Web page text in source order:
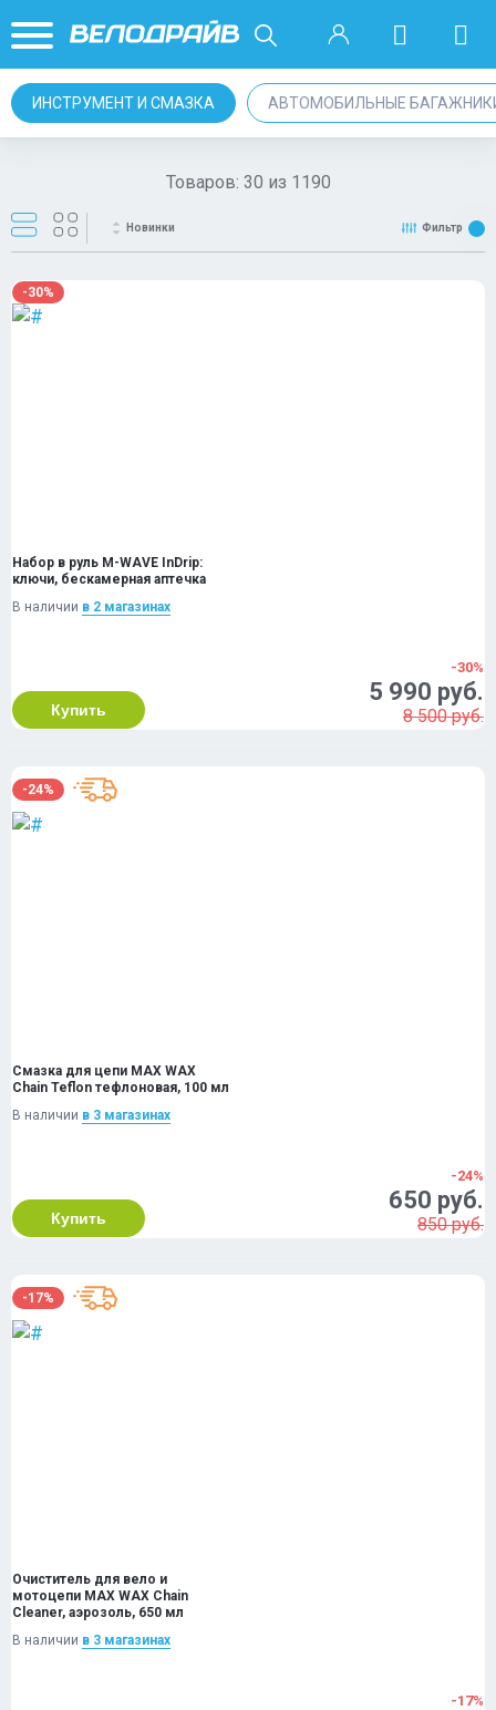
ИНСТРУМЕНТ И СМАЗКА АВТОМОБИЛЬНЫЕ
Товаров: 30 из 1190
Новинки Фильтр
-30%
Набор в руль M-WAVE InDrip:
ключи, бескамерная аптечка
В наличии в 2 магазинах
Купить
-30%
5 990 руб.
8 500 руб.
-24%
Смазка для цепи MAX WAX
Chain Teflon тефлоновая, 100 мл
В наличии в 3 магазинах
Купить
-24%
650 руб.
850 руб.
-17%
Очиститель для вело и
мотоцепи MAX WAX Chain
Cleaner, аэрозоль, 650 мл
В наличии в 3 магазинах
-17%